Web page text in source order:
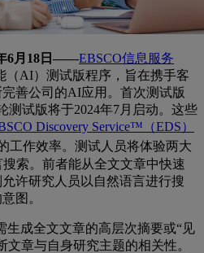
6月18日——EBSCO信息服务
（AI）测试版程序，旨在携手客
善公司的AI应用。首次测试版
测试版将于2024年7月启动。这些
Discovery Service™（EDS）
工作效率。测试人员将体验两大
索。前者能从全文文章中快速
许研究人员以自然语言进行搜
图。
生成全文文章的高层次摘要或“见
章与自身研究主题的相关性。